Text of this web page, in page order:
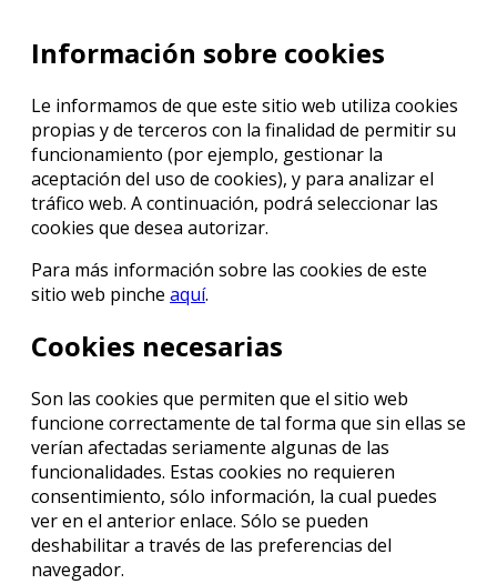
Información sobre cookies
Le informamos de que este sitio web utiliza cookies
propias y de terceros con la finalidad de permitir su
funcionamiento (por ejemplo, gestionar la
aceptación del uso de cookies), y para analizar el
tráfico web. A continuación, podrá seleccionar las
cookies que desea autorizar.
Para más información sobre las cookies de este
sitio web pinche aquí.
Cookies necesarias
Son las cookies que permiten que el sitio web
funcione correctamente de tal forma que sin ellas se
verían afectadas seriamente algunas de las
funcionalidades. Estas cookies no requieren
consentimiento, sólo información, la cual puedes
ver en el anterior enlace. Sólo se pueden
deshabilitar a través de las preferencias del
navegador.